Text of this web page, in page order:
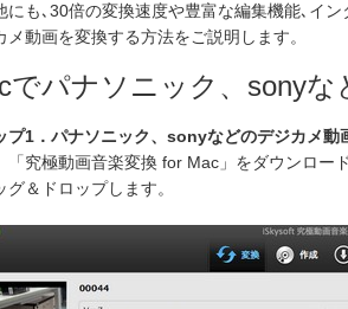
にも､30倍の変換速度や豊富な編集機能､イ
メ動画を変換する方法をご説明します。
でパナソニック、sony
プ1．パナソニック、sonyなどのデジカメ動
「究極動画音楽変換 for Mac 」をダウンロー
グ＆ドロップします。